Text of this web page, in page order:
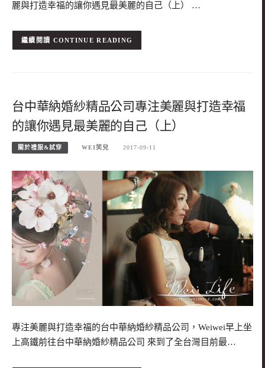
麗與打造幸福的讓你遇見最美麗的自己（上） …
CONTINUE READING
台中華納婚紗精品公司專注美麗與打造幸福
的讓你遇見最美麗的自己（上）
關於禮服&試穿 WEI笑兒 2017-09-11
專注美麗與打造幸福的台中華納婚紗精品公司，Weiwei早上坐
上高鐵前往台中華納婚紗精品公司 來到了全台灣目前最…